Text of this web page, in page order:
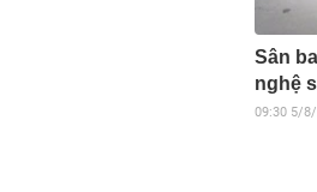
Sân
nghệ
09:30 5/